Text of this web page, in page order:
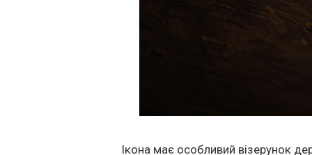
Ікона має особливий візерунок